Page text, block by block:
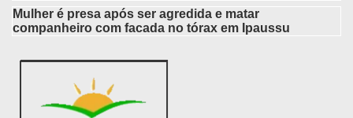
Mulher é presa após ser agredida e matar
companheiro com facada no tórax em Ipaussu